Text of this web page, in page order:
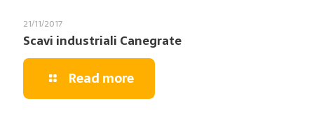
21/11/2017
Scavi industriali Canegrate
Read more